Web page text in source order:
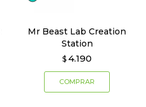
Mr Beast Lab Creation
Station
$ 4.190